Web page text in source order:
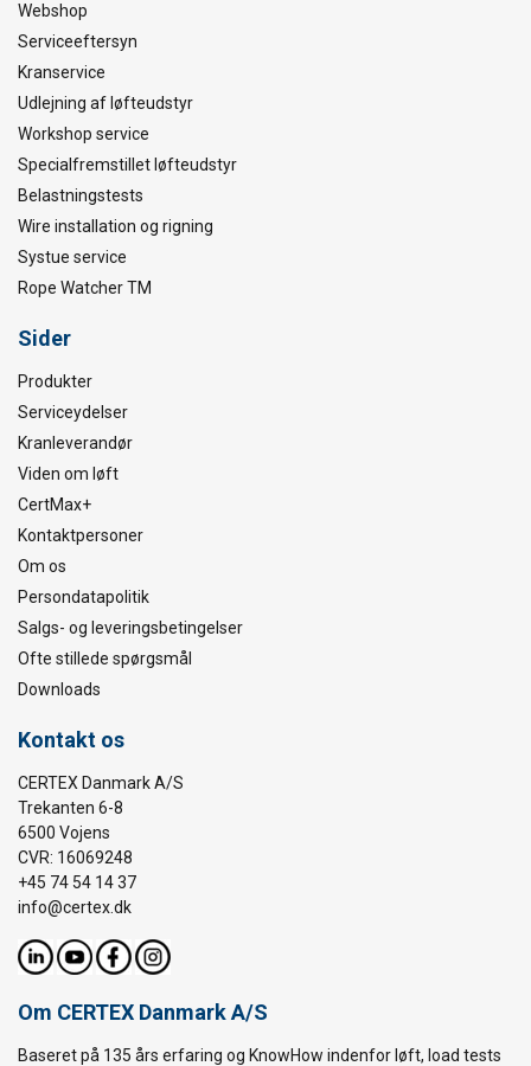
Webshop
Serviceeftersyn
Kranservice
Udlejning af løfteudstyr
Workshop service
Specialfremstillet løfteudstyr
Belastningstests
Wire installation og rigning
Systue service
Rope Watcher TM
Sider
Produkter
Serviceydelser
Kranleverandør
Viden om løft
CertMax+
Kontaktpersoner
Om os
Persondatapolitik
Salgs- og leveringsbetingelser
Ofte stillede spørgsmål
Downloads
Kontakt os
CERTEX Danmark A/S
Trekanten 6-8
6500 Vojens
CVR: 16069248
+45 74 54 14 37
info@certex.dk
Om CERTEX Danmark A/S
Baseret på 135 års erfaring og KnowHow indenfor løft, load tests